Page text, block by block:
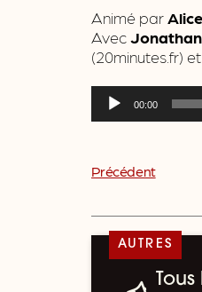
Animé par
Avec
(20minutes.fr) et
Lecteur
audio
00:00
Précédent
AUTRES